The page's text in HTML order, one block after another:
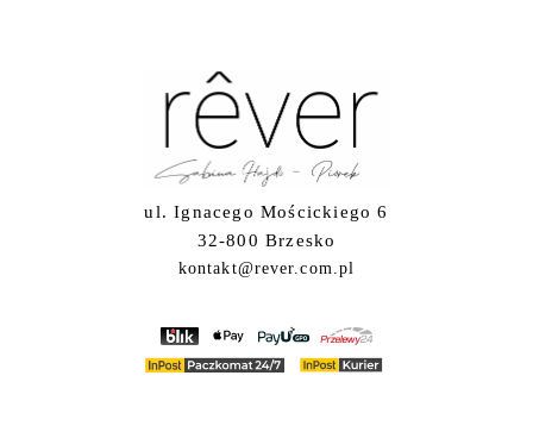
ul. Ignacego Mościckiego 6
32-800 Brzesko
kontakt@rever.com.pl